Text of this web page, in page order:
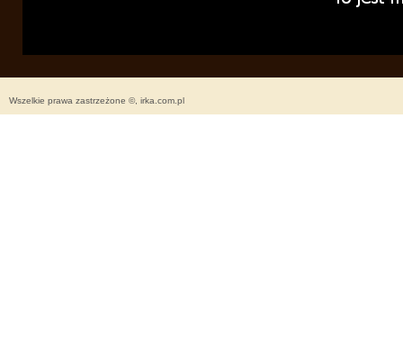
Wszelkie prawa zastrzeżone ©, irka.com.pl